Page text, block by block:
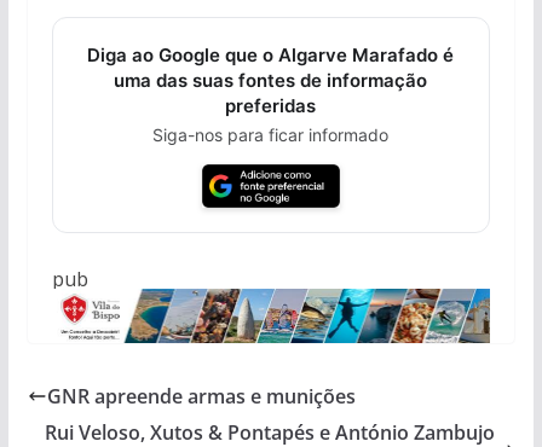
Diga ao Google que o Algarve Marafado é
uma das suas fontes de informação
preferidas
Siga-nos para ficar informado
pub
GNR apreende armas e munições
Rui Veloso, Xutos & Pontapés e António Zambujo